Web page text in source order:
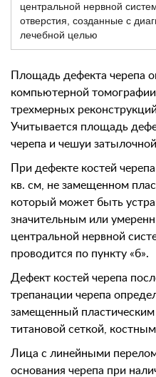
центральной нервной
отверстия, созданные с
лечебной целью
Площадь дефекта черепа
компьютерной
трехмерных
Учитывается площадь
черепа и чешуи
При дефекте костей
кв. см, не замещенном
который может быть
значительным или
центральной нервной
проводится по пункту «б».
Дефект костей черепа
трепанации черепа
замещенный пластическим
титановой сеткой,
Лица с линейными
основания черепа при